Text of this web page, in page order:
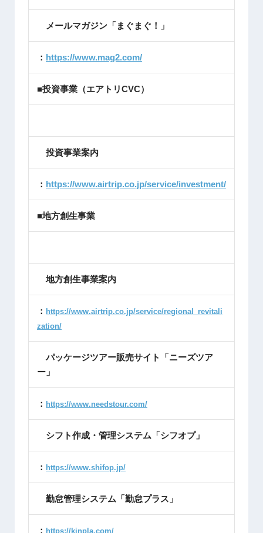
メールマガジン「まぐまぐ！」
： https://www.mag2.com/
■投資事業（エアトリCVC）
投資事業案内
： https://www.airtrip.co.jp/service/investment/
■地方創生事業
地方創生事業案内
： https://www.airtrip.co.jp/service/regional_revitali
zation/
パッケージツアー販売サイト「ニーズツア
ー」
： https://www.needstour.com/
シフト作成・管理システム「シフオプ」
： https://www.shifop.jp/
勤怠管理システム「勤怠プラス」
： https://kinpla.com/